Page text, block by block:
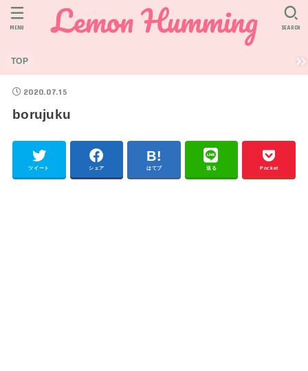
TOP
SEARCH
MENU
2020.07.15
borujuku
ツイート シェア はてブ 送る Pocket